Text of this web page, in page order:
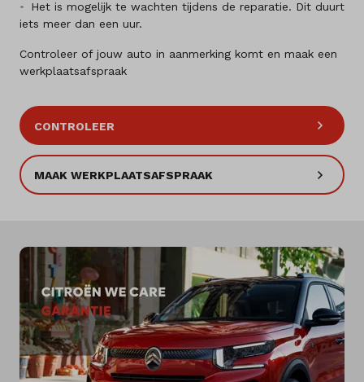
Het is mogelijk te wachten tijdens de reparatie. Dit duurt
iets meer dan een uur.
Controleer of jouw auto in aanmerking komt en maak een
werkplaatsafspraak
CONTROLEER
MAAK WERKPLAATSAFSPRAAK